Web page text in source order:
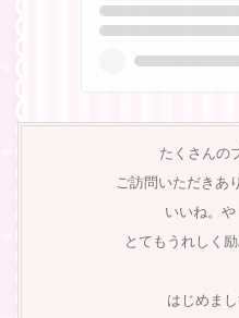
たくさんの
ご訪問いただきあ
いいね。
とてもうれしく
はじめま